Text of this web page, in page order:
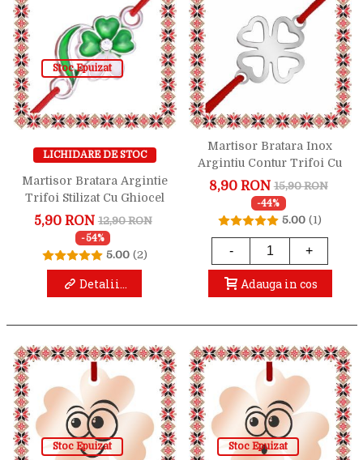
Stoc Epuizat
LICHIDARE DE STOC
Martisor Bratara Argintie
Trifoi Stilizat Cu Ghiocel
5,90 RON 12,90 RON
-54%
5.00 (2)
Detalii...
Martisor Bratara Inox
Argintiu Contur Trifoi Cu
Patru Foi
8,90 RON 15,90 RON
-44%
5.00 (1)
- +
Adauga in cos
Stoc Epuizat Stoc Epuizat